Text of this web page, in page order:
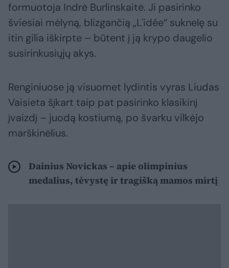
formuotoja Indrė Burlinskaitė. Ji pasirinko
šviesiai mėlyną, blizgančią „L'idée“ suknelę su
itin gilia iškirpte – būtent į ją krypo daugelio
susirinkusiųjų akys.
Renginiuose ją visuomet lydintis vyras Liudas
Vaisieta šįkart taip pat pasirinko klasikinį
įvaizdį – juodą kostiumą, po švarku vilkėjo
marškinėlius.
Dainius Novickas – apie olimpinius
medalius, tėvystę ir tragišką mamos mirtį